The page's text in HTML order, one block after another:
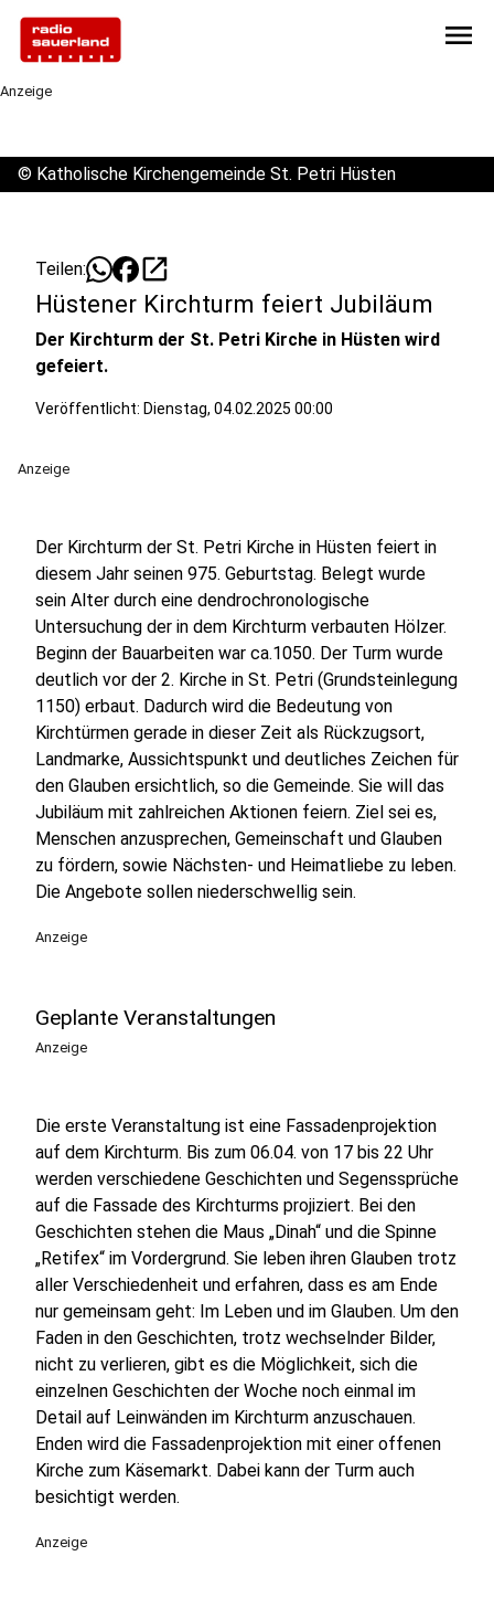
menu
Anzeige
© Katholische Kirchengemeinde St. Petri Hüsten
Teilen: open_in_new
Hüstener Kirchturm feiert Jubiläum
Der Kirchturm der St. Petri Kirche in Hüsten wird
gefeiert.
Veröffentlicht: Dienstag, 04.02.2025 00:00
Anzeige
Der Kirchturm der St. Petri Kirche in Hüsten feiert in
diesem Jahr seinen 975. Geburtstag. Belegt wurde
sein Alter durch eine dendrochronologische
Untersuchung der in dem Kirchturm verbauten Hölzer.
Beginn der Bauarbeiten war ca.1050. Der Turm wurde
deutlich vor der 2. Kirche in St. Petri (Grundsteinlegung
1150) erbaut. Dadurch wird die Bedeutung von
Kirchtürmen gerade in dieser Zeit als Rückzugsort,
Landmarke, Aussichtspunkt und deutliches Zeichen für
den Glauben ersichtlich, so die Gemeinde. Sie will das
Jubiläum mit zahlreichen Aktionen feiern. Ziel sei es,
Menschen anzusprechen, Gemeinschaft und Glauben
zu fördern, sowie Nächsten- und Heimatliebe zu leben.
Die Angebote sollen niederschwellig sein.
Anzeige
Geplante Veranstaltungen
Anzeige
Die erste Veranstaltung ist eine Fassadenprojektion
auf dem Kirchturm. Bis zum 06.04. von 17 bis 22 Uhr
werden verschiedene Geschichten und Segenssprüche
auf die Fassade des Kirchturms projiziert. Bei den
Geschichten stehen die Maus „Dinah“ und die Spinne
„Retifex“ im Vordergrund. Sie leben ihren Glauben trotz
aller Verschiedenheit und erfahren, dass es am Ende
nur gemeinsam geht: Im Leben und im Glauben. Um den
Faden in den Geschichten, trotz wechselnder Bilder,
nicht zu verlieren, gibt es die Möglichkeit, sich die
einzelnen Geschichten der Woche noch einmal im
Detail auf Leinwänden im Kirchturm anzuschauen.
Enden wird die Fassadenprojektion mit einer offenen
Kirche zum Käsemarkt. Dabei kann der Turm auch
besichtigt werden.
Anzeige